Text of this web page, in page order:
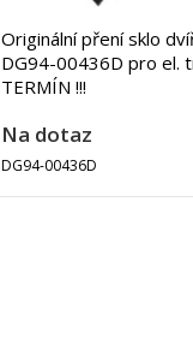
Originální pření sklo
DG94-00436D pro el.
TERMÍN !!!
Na dotaz
DG94-00436D